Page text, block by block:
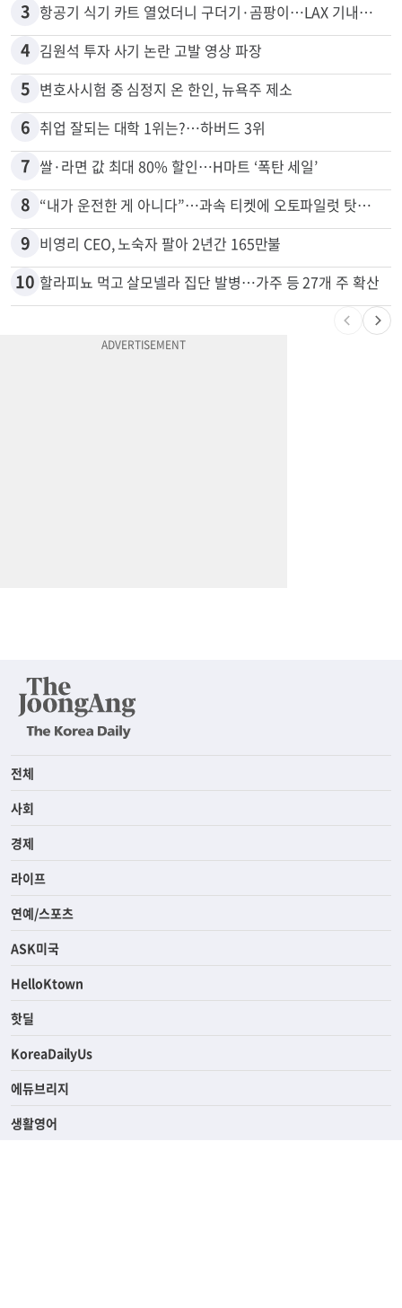
2 5주간 차 안 몰면 최대 600불 지급
3
4 김원석 투자 사기 논란 고발 영상 파장
5 변호사시험 중 심정지 온 한인, 뉴욕주 제소
6 취업 잘되는 대학 1위는?…하버드 3위
7 쌀·라면 값 최대 80% 할인…H마트 ‘폭탄 세일’
8
9 비영리 CEO, 노숙자 팔아 2년간 165만불
할라피뇨 먹고 살모넬라 집단 발병…가주 등 27개 주 확산
전체
사회
경제
라이프
연예/스포츠
ASK미국
HelloKtown
핫딜
KoreaDailyUs
에듀브리지